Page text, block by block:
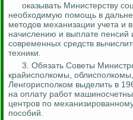
оказывать Министерству
необходимую помощь в
методов механизации учета и
начислению и выплате
современных средств
техники.
3. Обязать Советы
крайисполкомы,
Ленгорисполком выделить в
на оплату работ
центров по
пособий.